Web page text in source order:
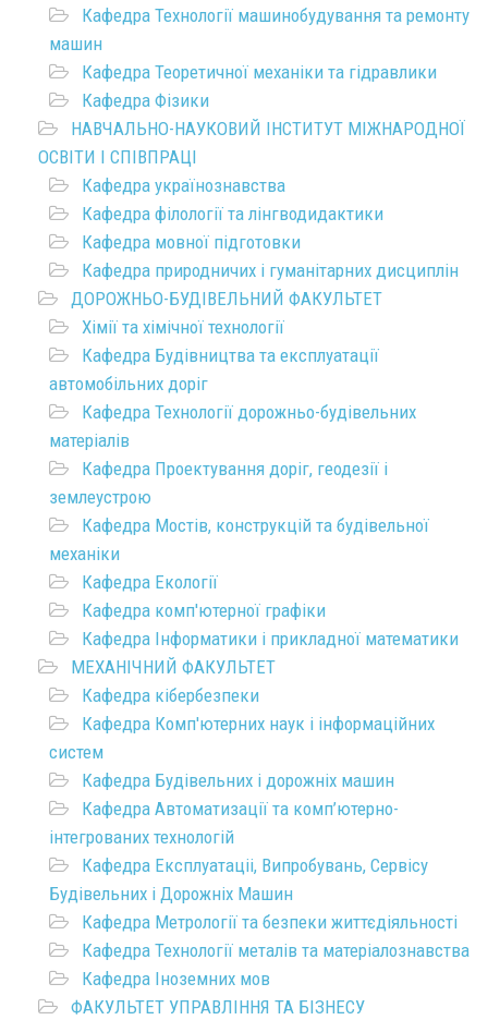
Кафедра Технології машинобудування та ремонту
машин
Кафедра Теоретичної механіки та гідравлики
Кафедра Фізики
НАВЧАЛЬНО-НАУКОВИЙ ІНСТИТУТ МІЖНАРОДНОЇ
ОСВІТИ І СПІВПРАЦІ
Кафедра українознавства
Кафедра філології та лінгводидактики
Кафедра мовної підготовки
Кафедра природничих і гуманітарних дисциплін
ДОРОЖНЬО-БУДІВЕЛЬНИЙ ФАКУЛЬТЕТ
Хімії та хімічної технології
Кафедра Будівництва та експлуатації
автомобільних доріг
Кафедра Технології дорожньо-будівельних
матеріалів
Кафедра Проектування доріг, геодезії і
землеустрою
Кафедра Мостів, конструкцій та будівельної
механіки
Кафедра Екології
Кафедра комп'ютерної графіки
Кафедра Інформатики і прикладної математики
МЕХАНІЧНИЙ ФАКУЛЬТЕТ
Кафедра кібербезпеки
Кафедра Комп'ютерних наук і інформаційних
систем
Кафедра Будівельних і дорожніх машин
Кафедра Автоматизації та комп’ютерно-
інтегрованих технологій
Кафедра Експлуатаціі, Випробувань, Сервісу
Будівельних і Дорожніх Машин
Кафедра Метрології та безпеки життєдіяльності
Кафедра Технології металів та матеріалознавства
Кафедра Іноземних мов
ФАКУЛЬТЕТ УПРАВЛІННЯ ТА БІЗНЕСУ